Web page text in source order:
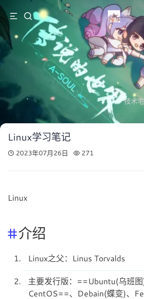
技术
Linux学习笔记
2023年07月26日 271
Linux
介绍
Linux之父：Linus Torvalds
主要发行版：==Ubuntu(乌班图
CentOS==、Debain(蝶变)、